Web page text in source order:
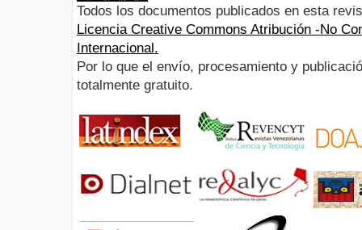
Todos los documentos publicados en esta
Licencia Creative Commons Atribución -No
Internacional.
Por lo que el envío, procesamiento y
totalmente gratuito.